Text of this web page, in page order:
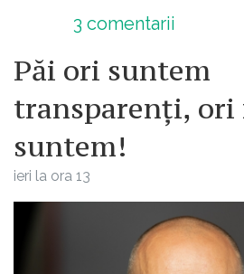
3 comentarii
Păi ori suntem
transparenți, ori
suntem!
ieri la ora 13